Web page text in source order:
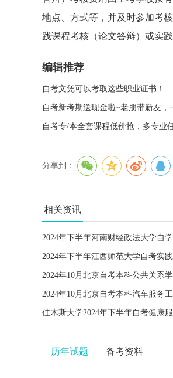
地点、方式等，并及时参加考
践课程考核（论文答辩）或实
编辑推荐
自考文凭可以考取这些职业证书！
自考新考期送现金啦~老朋带新友，
自考专/本全套课程低价抢，多专业
分享到：
相关资讯
2024年10月北京自考本科公共关系
2024年10月北京自考本科汽车服务
历年试题 备考资料